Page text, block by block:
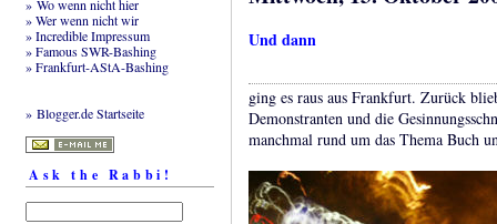
» Wo wenn nicht hier
» Wer wenn nicht wir
» Incredible Impressum
» Famous SWR-Bashing
» Frankfurt-AStA-Bashing
» Blogger.de Startseite
Ask the Rabbi!
Und dann
ging es raus aus Frankfurt. Zurück
Demonstranten und die
manchmal rund um das Thema Buch